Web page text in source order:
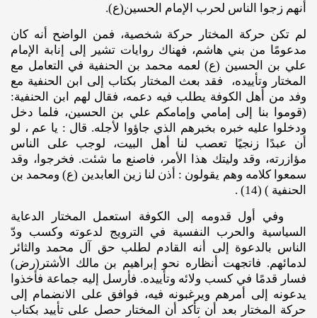
أنهم زجوا الناس لحرب الإمام الحسين(ع).
لم تكن حركة المختار حركة شخصية، فمن الواضح أنه كان
مدعومًا من بني هاشم، فهناك روايات تشير إلى إنابة الإمام
علي بن الحسين (ع) لعمه محمد بن الحنفية في التعامل مع
المختار وتأييده، فقد بعث المختار بكتاب إلى ابن الحنفية مع
وفد من أهل الكوفة يطلب فيه دعمه، فقال لهم ابن الحنفية:
(قوموا بنا إلى إمامي وإمامكم علي بن الحسين، فلما دخل
ودخلوا عليه خبره بخبرهم الذي جاؤوا لأجله. قال : يا عم ، لو
أن عبدًا زنجيًا تعصب لنا أهل البيت، لوجب على الناس
مؤازرته، وقد وليتك هذا الأمر، فاصنع ما شئت. فخرجوا، وقد
سمعوا كلامه وهم يقولون : أذن لنا زين العابدين (ع) ومحمد بن
الحنفية ) (14) .
وفي أول قدومه إلى الكوفة استعمل المختار الدعاية
السياسية والحرب النفسية في الترويج لدعوته وكسب ودّ
الناس بالدعوة إلى أنه القادم لطلب حق آل محمد والثائر
لدمائهم. فاتجهت أنظاره نحو إبراهيم بن مالك الأشتر(رض)
فسار قدمًا في كسب ولائه وتأييده. فأرسل إليه جماعة فأخذوا
يدعونه إلى أمرهم ويرغبونه فيه، فوافق على الانضمام إلى
حركة المختار بعد أن تأكد أن المختار حصل على تأييد بكتاب